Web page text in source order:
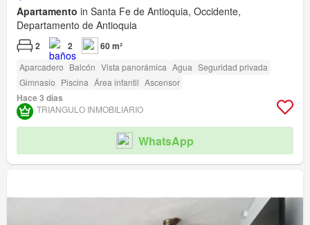
Apartamento in Santa Fe de Antioquia, Occidente,
Departamento de Antioquia
2 2 60 m²
Aparcadero Balcón Vista panorámica Agua Seguridad privada
Gimnasio Piscina Área infantil Ascensor
Hace 3 días
TRIANGULO INMOBILIARIO
WhatsApp